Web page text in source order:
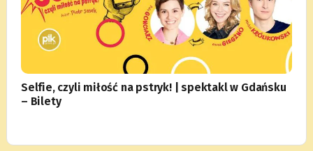
Selfie, czyli miłość na pstryk! | spektakl w Gdańsku
– Bilety